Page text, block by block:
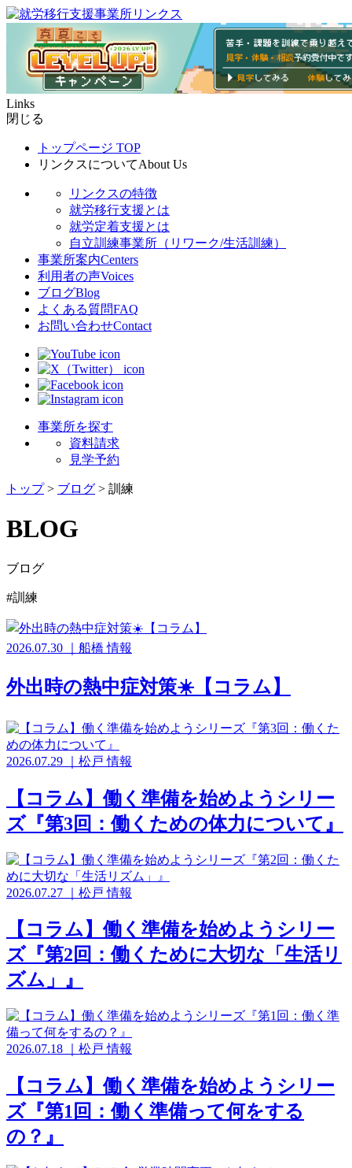
Links
閉じる
トップページ TOP
リンクスについてAbout Us
リンクスの特徴
就労移行支援とは
就労定着支援とは
自立訓練事業所（リワーク/生活訓練）
事業所案内Centers
利用者の声Voices
ブログBlog
よくある質問FAQ
お問い合わせContact
事業所を探す
資料請求
見学予約
トップ> ブログ > 訓練
BLOG
ブログ
#訓練
2026.07.30 船橋 情報
外出時の熱中症対策☀️【コラム】
2026.07.29 松戸 情報
【コラム】働く準備を始めようシリー
ズ『第3回：働くための体力について』
2026.07.27 松戸 情報
【コラム】働く準備を始めようシリー
ズ『第2回：働くために大切な「生活リ
ズム」』
2026.07.18 松戸 情報
【コラム】働く準備を始めようシリー
ズ『第1回：働く準備って何をする
の？』